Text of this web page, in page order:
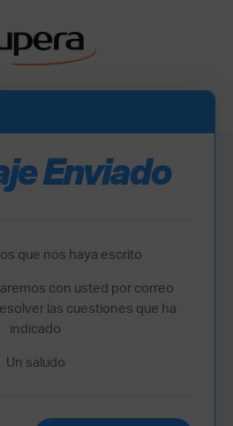
Enviado
que nos haya escrito
con usted por correo
las cuestiones que ha
indicado
Un saludo